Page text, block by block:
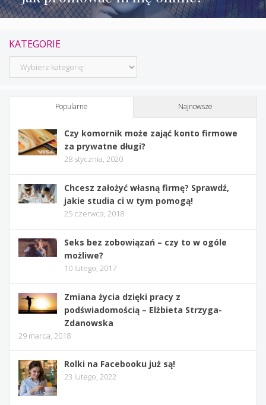
KATEGORIE
Kategorie
Popularne Najnowsze
Czy komornik może zająć konto firmowe
za prywatne długi?
28 stycznia, 2020
Chcesz założyć własną firmę? Sprawdź,
jakie studia ci w tym pomogą!
25 czerwca, 2018
Seks bez zobowiązań – czy to w ogóle
możliwe?
10 lutego, 2017
Zmiana życia dzięki pracy z
podświadomością – Elżbieta Strzyga-
Zdanowska
29 marca, 2018
Rolki na Facebooku już są!
23 lutego, 2022